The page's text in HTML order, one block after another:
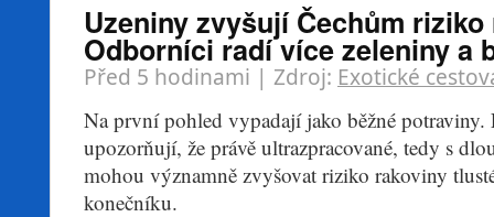
Uzeniny zvyšují Čechům riziko
Odborníci radí více zeleniny a
Před 5 hodinami | Zdroj: Exotické
Na první pohled vypadají jako běžné potraviny.
upozorňují, že právě ultrazpracované, tedy s
mohou významně zvyšovat riziko rakoviny
konečníku.